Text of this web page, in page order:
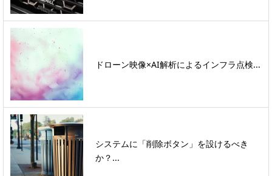
ドローン映像×AI解析によるインフラ点検...
システムに「削除ボタン」を設けるべき
か？...